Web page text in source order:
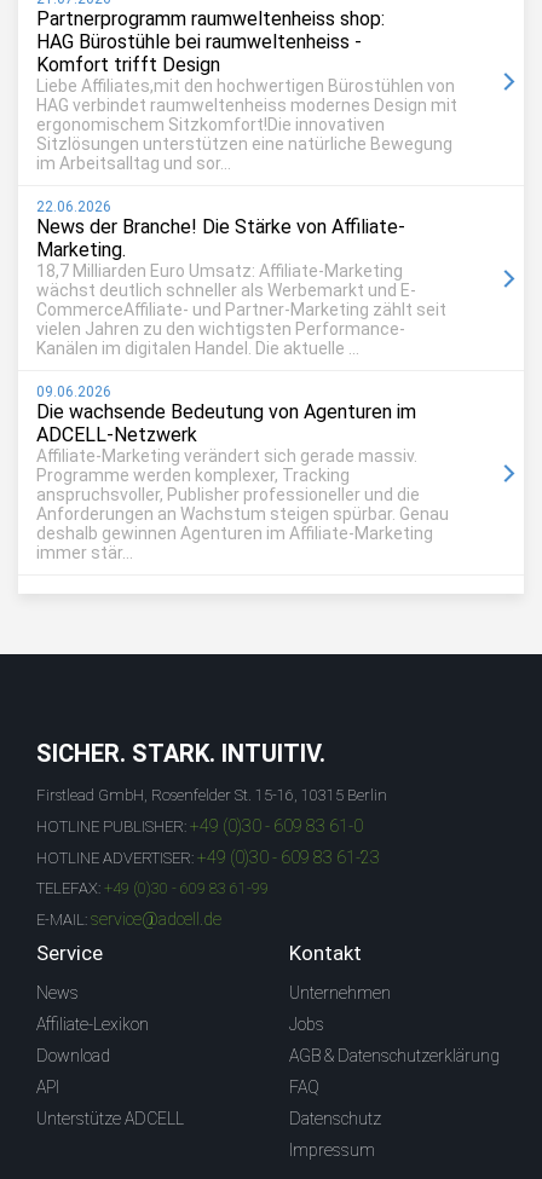
Partnerprogramm raumweltenheiss shop:
HAG Bürostühle bei raumweltenheiss -
Komfort trifft Design
Liebe Affiliates,mit den hochwertigen Bürostühlen von
HAG verbindet raumweltenheiss modernes Design mit
ergonomischem Sitzkomfort!Die innovativen
Sitzlösungen unterstützen eine natürliche Bewegung
im Arbeitsalltag und sor...
22.06.2026
News der Branche! Die Stärke von Affiliate-
Marketing.
18,7 Milliarden Euro Umsatz: Affiliate-Marketing
wächst deutlich schneller als Werbemarkt und E-
CommerceAffiliate- und Partner-Marketing zählt seit
vielen Jahren zu den wichtigsten Performance-
Kanälen im digitalen Handel. Die aktuelle ...
09.06.2026
Die wachsende Bedeutung von Agenturen im
ADCELL-Netzwerk
Affiliate-Marketing verändert sich gerade massiv.
Programme werden komplexer, Tracking
anspruchsvoller, Publisher professioneller und die
Anforderungen an Wachstum steigen spürbar. Genau
deshalb gewinnen Agenturen im Affiliate-Marketing
immer stär...
SICHER. STARK. INTUITIV.
Firstlead GmbH, Rosenfelder St. 15-16, 10315 Berlin
HOTLINE PUBLISHER: +49 (0)30 - 609 83 61-0
HOTLINE ADVERTISER: +49 (0)30 - 609 83 61-23
TELEFAX: +49 (0)30 - 609 83 61-99
E-MAIL: service@adcell.de
Service
News
Affiliate-Lexikon
Download
API
Unterstütze ADCELL
Kontakt
Unternehmen
Jobs
AGB & Datenschutzerklärung
FAQ
Datenschutz
Impressum